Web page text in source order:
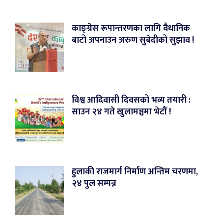
काङ्ग्रेस रूपान्तरणका लागि वैधानिक
बाटो अपनाउन अरुण सुबेदीको सुझाव !
विश्व आदिवासी दिवसको भव्य तयारी :
साउन २४ गते खुलामञ्चमा भेटौं !
हुलाकी राजमार्ग निर्माण अन्तिम चरणमा,
२४ पुल सम्पन्न